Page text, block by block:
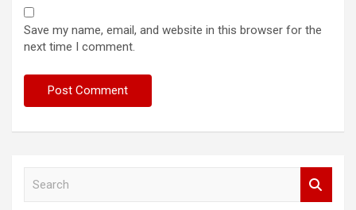
Save my name, email, and website in this browser for the
next time I comment.